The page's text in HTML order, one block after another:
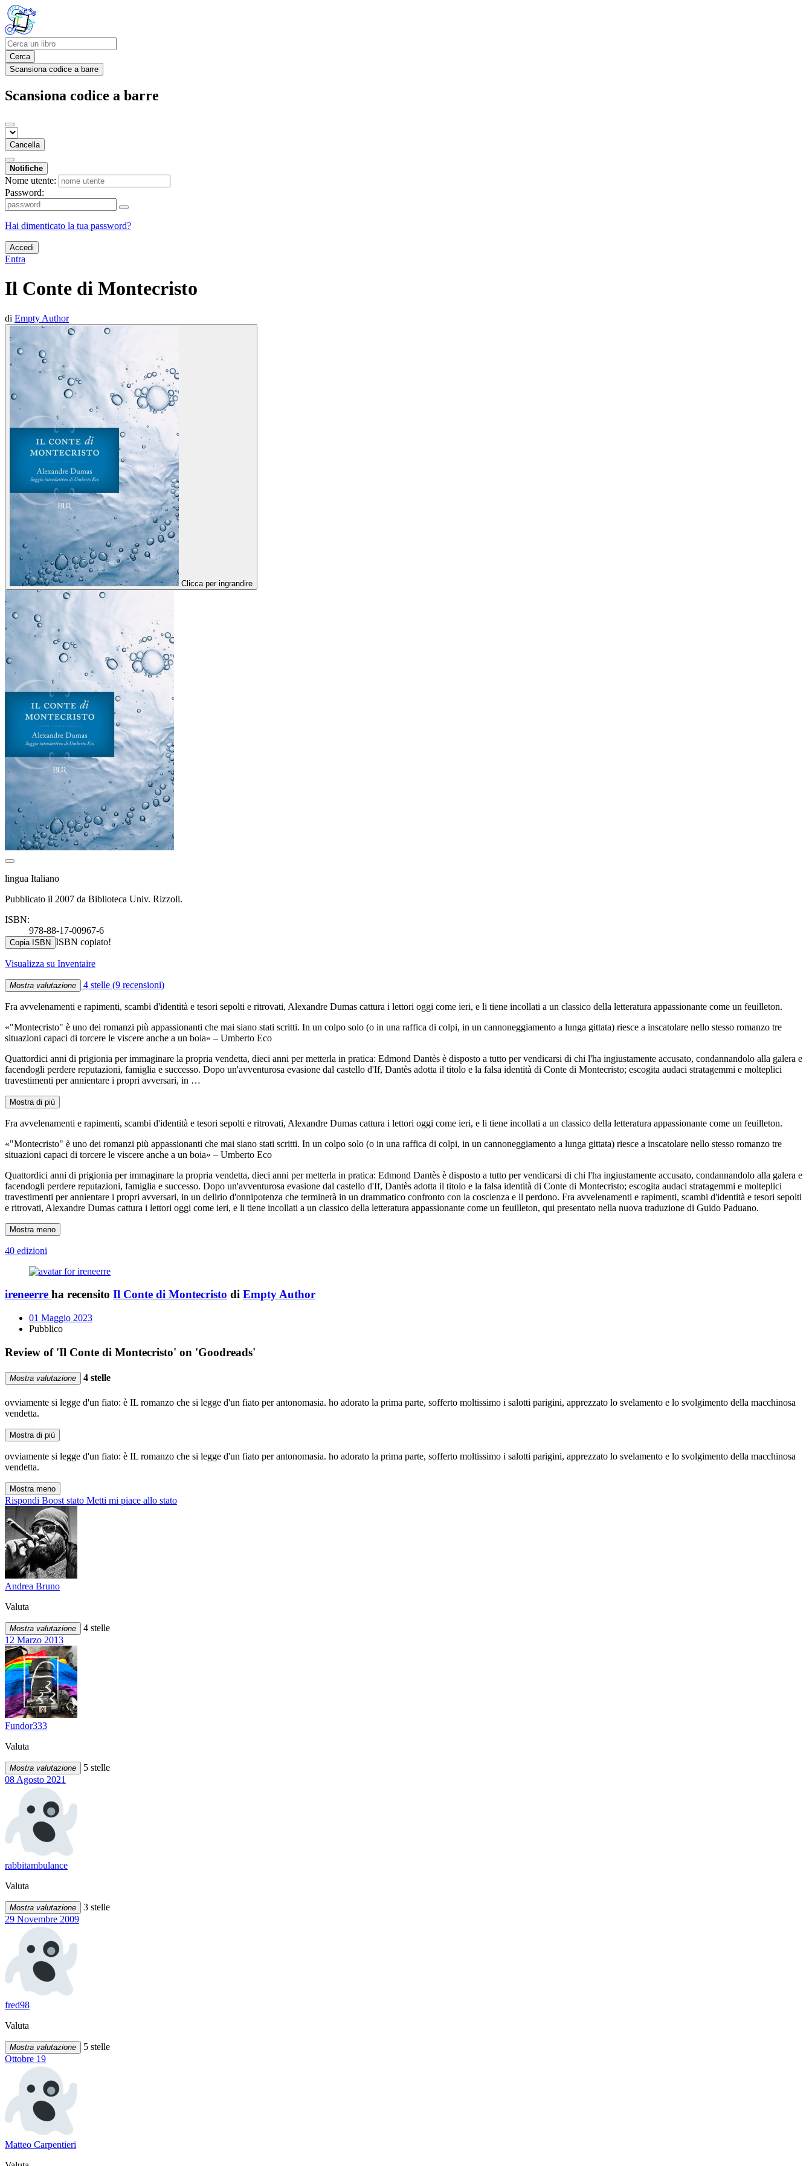
Cerca
Scansiona codice a barre
Scansiona codice a barre
Cancella
Notifiche
Nome utente:
Password:
Hai dimenticato la tua password?
Accedi
Entra
Il Conte di Montecristo
di Empty Author
Clicca per ingrandire
lingua Italiano
Pubblicato il 2007 da Biblioteca Univ. Rizzoli.
ISBN:
978-88-17-00967-6
Copia ISBN ISBN copiato!
Visualizza su Inventaire
Mostra valutazione 4 stelle (9 recensioni)
Fra avvelenamenti e rapimenti, scambi d'identità e tesori sepolti e ritrovati, Alexandre Dumas cattura i lettori oggi come ieri, e li tiene incollati a un classico della letteratura appassionante come un feuilleton.
«"Montecristo" è uno dei romanzi più appassionanti che mai siano stati scritti. In un colpo solo (o in una raffica di colpi, in un cannoneggiamento a lunga gittata) riesce a inscatolare nello stesso romanzo tre
situazioni capaci di torcere le viscere anche a un boia» – Umberto Eco
Quattordici anni di prigionia per immaginare la propria vendetta, dieci anni per metterla in pratica: Edmond Dantès è disposto a tutto per vendicarsi di chi l'ha ingiustamente accusato, condannandolo alla galera e
facendogli perdere reputazioni, famiglia e successo. Dopo un'avventurosa evasione dal castello d'If, Dantès adotta il titolo e la falsa identità di Conte di Montecristo; escogita audaci stratagemmi e molteplici
travestimenti per annientare i propri avversari, in …
Mostra di più
Fra avvelenamenti e rapimenti, scambi d'identità e tesori sepolti e ritrovati, Alexandre Dumas cattura i lettori oggi come ieri, e li tiene incollati a un classico della letteratura appassionante come un feuilleton.
«"Montecristo" è uno dei romanzi più appassionanti che mai siano stati scritti. In un colpo solo (o in una raffica di colpi, in un cannoneggiamento a lunga gittata) riesce a inscatolare nello stesso romanzo tre
situazioni capaci di torcere le viscere anche a un boia» – Umberto Eco
Quattordici anni di prigionia per immaginare la propria vendetta, dieci anni per metterla in pratica: Edmond Dantès è disposto a tutto per vendicarsi di chi l'ha ingiustamente accusato, condannandolo alla galera e
facendogli perdere reputazioni, famiglia e successo. Dopo un'avventurosa evasione dal castello d'If, Dantès adotta il titolo e la falsa identità di Conte di Montecristo; escogita audaci stratagemmi e molteplici
travestimenti per annientare i propri avversari, in un delirio d'onnipotenza che terminerà in un drammatico confronto con la coscienza e il perdono. Fra avvelenamenti e rapimenti, scambi d'identità e tesori sepolti
e ritrovati, Alexandre Dumas cattura i lettori oggi come ieri, e li tiene incollati a un classico della letteratura appassionante come un feuilleton, qui presentato nella nuova traduzione di Guido Paduano.
Mostra meno
40 edizioni
ireneerre ha recensito Il Conte di Montecristo di Empty Author
01 Maggio 2023
Pubblico
Review of 'Il Conte di Montecristo' on 'Goodreads'
Mostra valutazione 4 stelle
ovviamente si legge d'un fiato: è IL romanzo che si legge d'un fiato per antonomasia. ho adorato la prima parte, sofferto moltissimo i salotti parigini, apprezzato lo svelamento e lo svolgimento della macchinosa
vendetta.
Mostra di più
ovviamente si legge d'un fiato: è IL romanzo che si legge d'un fiato per antonomasia. ho adorato la prima parte, sofferto moltissimo i salotti parigini, apprezzato lo svelamento e lo svolgimento della macchinosa
vendetta.
Mostra meno
Rispondi Boost stato Metti mi piace allo stato
Andrea Bruno
Valuta
Mostra valutazione
4 stelle
12 Marzo 2013
Fundor333
Valuta
Mostra valutazione
5 stelle
08 Agosto 2021
rabbitambulance
Valuta
Mostra valutazione
3 stelle
29 Novembre 2009
fred98
Valuta
Mostra valutazione
5 stelle
Ottobre 19
Matteo Carpentieri